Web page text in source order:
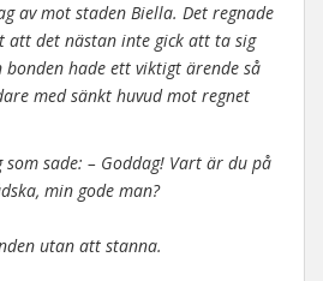
av mot staden Biella. Det regnade
att det nästan inte gick att ta sig
hade ett viktigt ärende så
med sänkt huvud mot regnet
sade: – Goddag! Vart är du på
min gode man?
utan att stanna.